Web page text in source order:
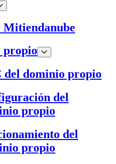
Mitiendanube
propio
del dominio propio
del
propio
del
propio